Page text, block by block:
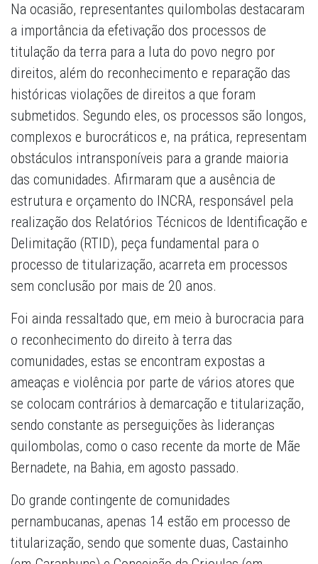
Na ocasião, representantes quilombolas destacaram
a importância da efetivação dos processos de
titulação da terra para a luta do povo negro por
direitos, além do reconhecimento e reparação das
históricas violações de direitos a que foram
submetidos. Segundo eles, os processos são longos,
complexos e burocráticos e, na prática, representam
obstáculos intransponíveis para a grande maioria
das comunidades. Afirmaram que a ausência de
estrutura e orçamento do INCRA, responsável pela
realização dos Relatórios Técnicos de Identificação e
Delimitação (RTID), peça fundamental para o
processo de titularização, acarreta em processos
sem conclusão por mais de 20 anos.
Foi ainda ressaltado que, em meio à burocracia para
o reconhecimento do direito à terra das
comunidades, estas se encontram expostas a
ameaças e violência por parte de vários atores que
se colocam contrários à demarcação e titularização,
sendo constante as perseguições às lideranças
quilombolas, como o caso recente da morte de Mãe
Bernadete, na Bahia, em agosto passado.
Do grande contingente de comunidades
pernambucanas, apenas 14 estão em processo de
titularização, sendo que somente duas, Castainho